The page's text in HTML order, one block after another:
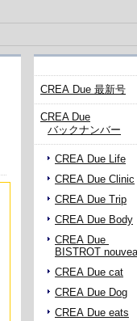
CREA Due 最新号
CREA Due
バックナンバー
CREA Due Life
CREA Due Clinic
CREA Due Trip
CREA Due Body
CREA Due
BISTROT
CREA Due cat
CREA Due Dog
CREA Due eats